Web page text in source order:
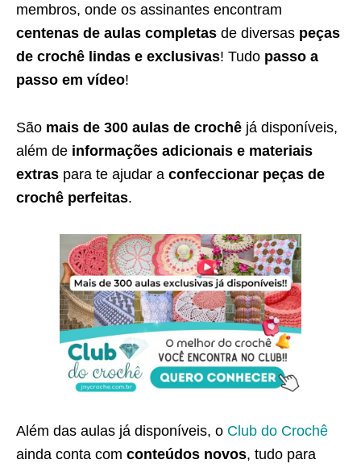
membros, onde os assinantes encontram
centenas de aulas completas de diversas peças
de crochê lindas e exclusivas! Tudo passo a
passo em vídeo!
São mais de 300 aulas de crochê já disponíveis,
além de informações adicionais e materiais
extras para te ajudar a confeccionar peças de
crochê perfeitas.
Além das aulas já disponíveis, o Club do Crochê
ainda conta com conteúdos novos, tudo para